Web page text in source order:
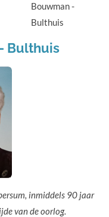
Bouwman -
Bulthuis
Bulthuis
inmiddels 90 jaar
van de oorlog.